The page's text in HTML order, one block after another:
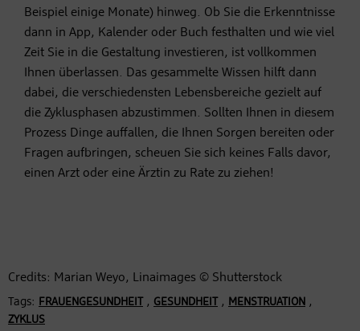
Beispiel einige Monate) hinweg. Ob Sie die Erkenntnisse
dann in App, Kalender oder Buch festhalten und wie viel
Zeit Sie in die Gestaltung investieren, ist vollkommen
Ihnen überlassen. Das gesammelte Wissen hilft dann
dabei, die verschiedensten Lebensbereiche gezielt auf
die Zyklusphasen abzustimmen. Sollten Ihnen in diesem
Prozess Dinge auffallen, die Ihnen Sorgen bereiten oder
Fragen aufbringen, scheuen Sie sich keines Falls davor,
einen Arzt oder eine Ärztin zu Rate zu ziehen!
Credits: Marian Weyo, Linaimages © Shutterstock
Tags: FRAUENGESUNDHEIT, GESUNDHEIT, MENSTRUATION ,
ZYKLUS